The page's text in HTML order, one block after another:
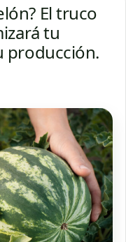
El truco
tu
producción.